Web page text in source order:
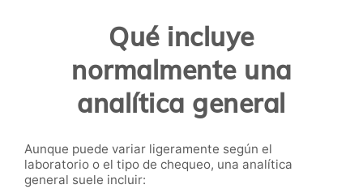
Qué incluye
normalmente una
analítica general
Aunque puede variar ligeramente según el
laboratorio o el tipo de chequeo, una analítica
general suele incluir: